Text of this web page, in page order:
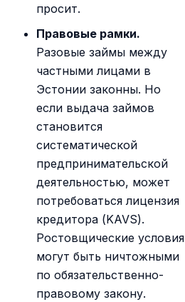
просит.
Правовые рамки.
Разовые займы между
частными лицами в
Эстонии законны. Но
если выдача займов
становится
систематической
предпринимательской
деятельностью, может
потребоваться лицензия
кредитора (KAVS).
Ростовщические условия
могут быть ничтожными
по обязательственно-
правовому закону.